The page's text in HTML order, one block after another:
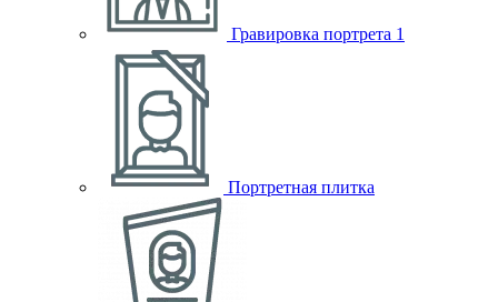
Гравировка портрета 1
Портретная плитка